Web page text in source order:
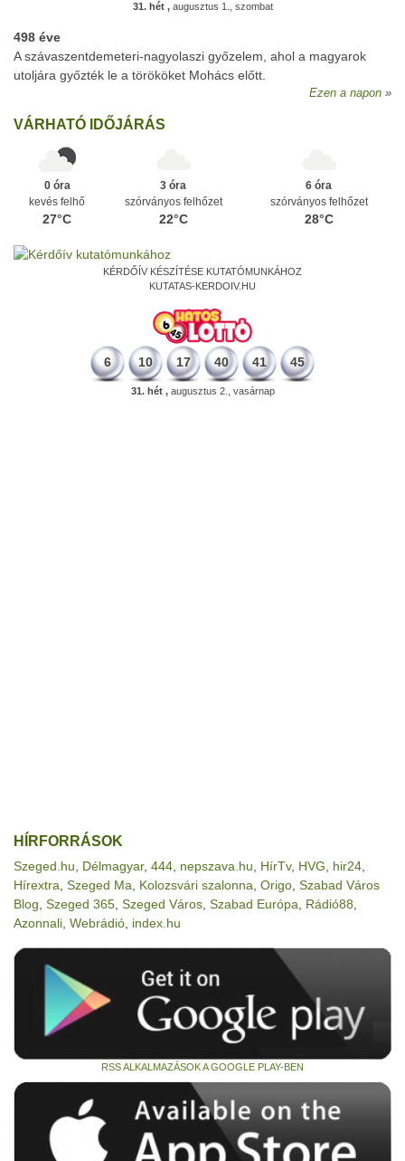
31. hét ,augusztus 1., szombat
498 éve
A szávaszentdemeteri-nagyolaszi győzelem, ahol a magyarok
utoljára győzték le a törököket Mohács előtt.
Ezen a napon
VÁRHATÓ IDŐJÁRÁS
0 óra
kevés felhő
27°C
3 óra
szórványos felhőzet
22°C
6 óra
szórványos felhőzet
28°C
KÉRDŐÍV KÉSZÍTÉSE KUTATÓMUNKÁHOZ
KUTATAS-KERDOIV.HU
6 10 17 40 41 45
31. hét ,augusztus 2., vasárnap
HÍRFORRÁSOK
Szeged.hu Délmagyar, 444 nepszava.hu HírTv, HVG hir24
Hírextra Szeged Ma Kolozsvári szalonna Origo Szabad Város
Blog Szeged 365 Szeged Város Szabad Európa Rádió88
Azonnali Webrádió index.hu
RSS ALKALMAZÁSOK A GOOGLE PLAY-BEN